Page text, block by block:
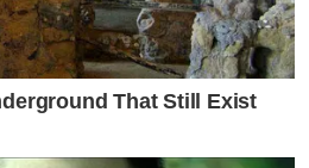
That Still Exist